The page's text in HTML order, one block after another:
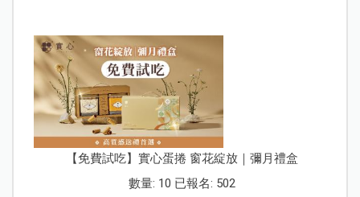
【免費試吃】實心蛋捲 窗花綻放｜彌月禮盒
數量: 10 已報名: 502